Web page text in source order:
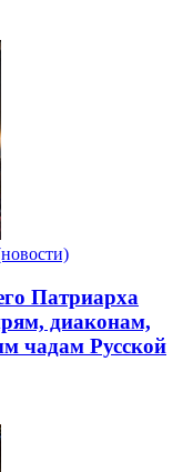
Патриарха
диаконам,
чадам Русской